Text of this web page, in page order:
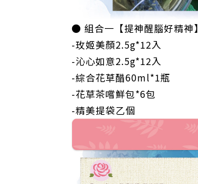
● 組合一【提神醒腦好精神】
-玫姬美顏2.5g*12入
-沁心如意2.5g*12入
-綜合花草醋60ml*1瓶
-花草茶嚐鮮包*6包
-精美提袋乙個